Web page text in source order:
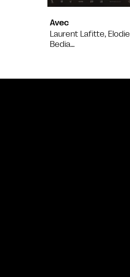
Avec
Laurent Lafitte,
Bedia…